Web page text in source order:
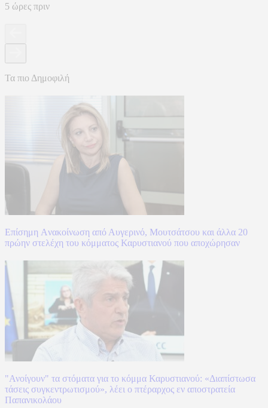
5 ώρες πριν
Τα πιο Δημοφιλή
Επίσημη Aνακοίνωση από Αυγερινό, Μουτσάτσου και άλλα 20
πρώην στελέχη του κόμματος Καρυστιανού που αποχώρησαν
"Ανοίγουν" τα στόματα για το κόμμα Καρυστιανού: «Διαπίστωσα
τάσεις συγκεντρωτισμού», λέει ο πτέραρχος εν αποστρατεία
Παπανικολάου